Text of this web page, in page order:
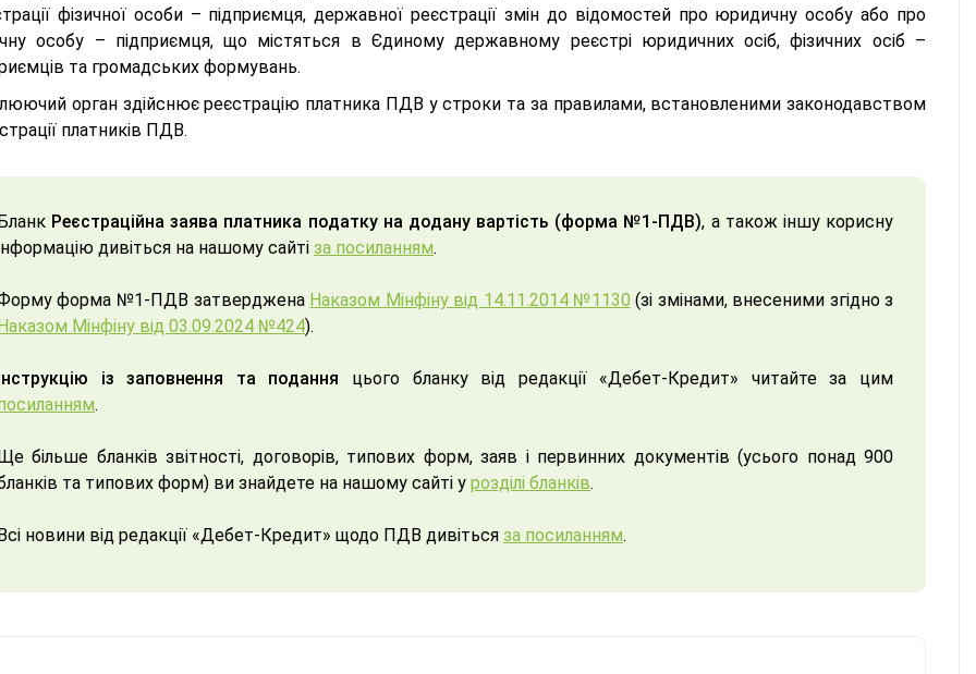
фізичної особи – підприємця, державної реєстрації змін до відомостей про юридичну особу або про
особу – підприємця, що містяться в Єдиному державному реєстрі юридичних осіб, фізичних осіб –
та громадських формувань.
орган здійснює реєстрацію платника ПДВ у строки та за правилами, встановленими законодавством
платників ПДВ.
Реєстраційна заява платника податку на додану вартість (форма №1-ПДВ), а також іншу корисну
дивіться на нашому сайті за посиланням.
форма №1-ПДВ затверджена Наказом Мінфіну від 14.11.2014 №1130 (зі змінами, внесеними згідно з
Мінфіну від 03.09.2024 №424).
із заповнення та подання цього бланку від редакції «Дебет-Кредит» читайте за цим
.
більше бланків звітності, договорів, типових форм, заяв і первинних документів (усього понад 900
та типових форм) ви знайдете на нашому сайті у розділі бланків.
новини від редакції «Дебет-Кредит» щодо ПДВ дивіться за посиланням.